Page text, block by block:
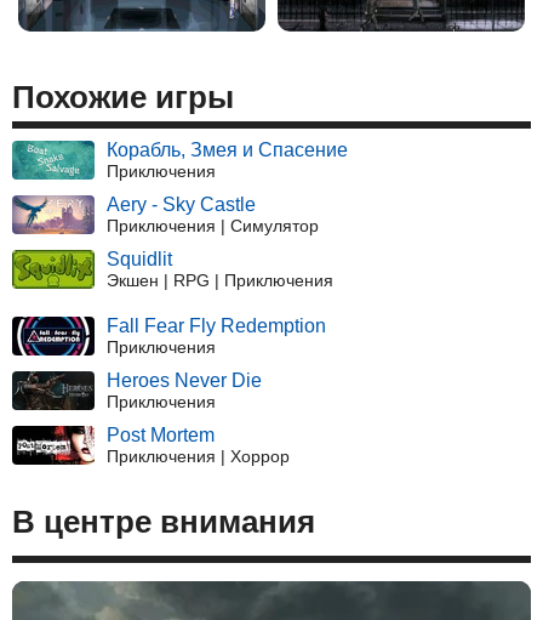
Похожие игры
Корабль, Змея и Спасение
Приключения
Aery - Sky Castle
Приключения | Симулятор
Squidlit
Экшен | RPG | Приключения
Fall Fear Fly Redemption
Приключения
Heroes Never Die
Приключения
Post Mortem
Приключения | Хоррор
В центре внимания